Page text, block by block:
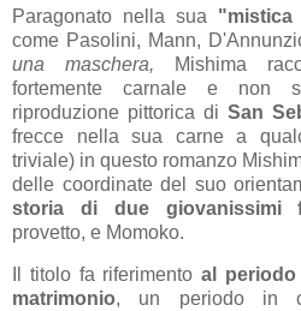
Paragonato nella sua "mistica
come Pasolini, Mann,
una maschera, Mishima
fortemente carnale e non
riproduzione pittorica di San
frecce nella sua carne a
triviale) in questo romanzo
delle coordinate del suo
storia di due giovanissimi
provetto, e Momoko.
Il titolo fa riferimentoal periodo
matrimonio, un periodo in